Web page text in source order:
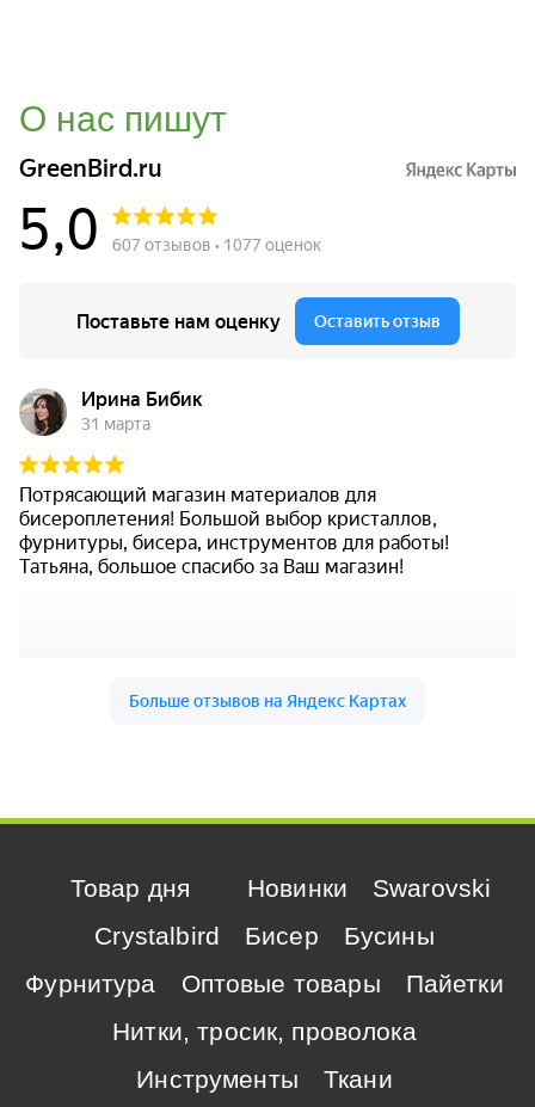
О нас пишут
Товар дня Новинки
Swarovski
Crystalbird
Бисер
Бусины
Фурнитура
Оптовые товары
Пайетки
Нитки, тросик, проволока
Инструменты
Ткани